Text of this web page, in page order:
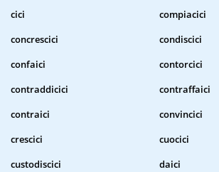
cici
compiacici
concrescici
condiscici
confaici
contorcici
contraddicici
contraffaici
contraici
convincici
crescici
cuocici
custodiscici
daici